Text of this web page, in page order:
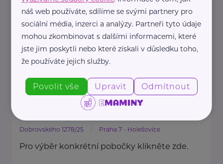
Oděvní banka je charitativní
organizace, která každoročně
poskytuje více ...
https://www.odevnibanka.cz/
+420 702 019 159
info@odevnibanka.cz
Úřad práce České republiky
Dobrovského 1278/25 Praha 7 - Holešovice
Pro výběr konkrétní pobočky klikněte zde.
náš web používáte, sdílíme se svými partnery pro
sociální média, inzerci a analýzy. Partneři tyto údaje
mohou zkombinovat s dalšími informacemi, které
jste jim poskytli nebo které získali v důsledku toho,
že používáte jejich služby.
Povolit vše Upravit Odmítnout